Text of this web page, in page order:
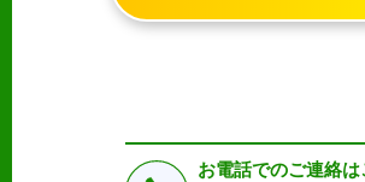
情報（個人識別情報）を指します。
お電話でのご連絡は